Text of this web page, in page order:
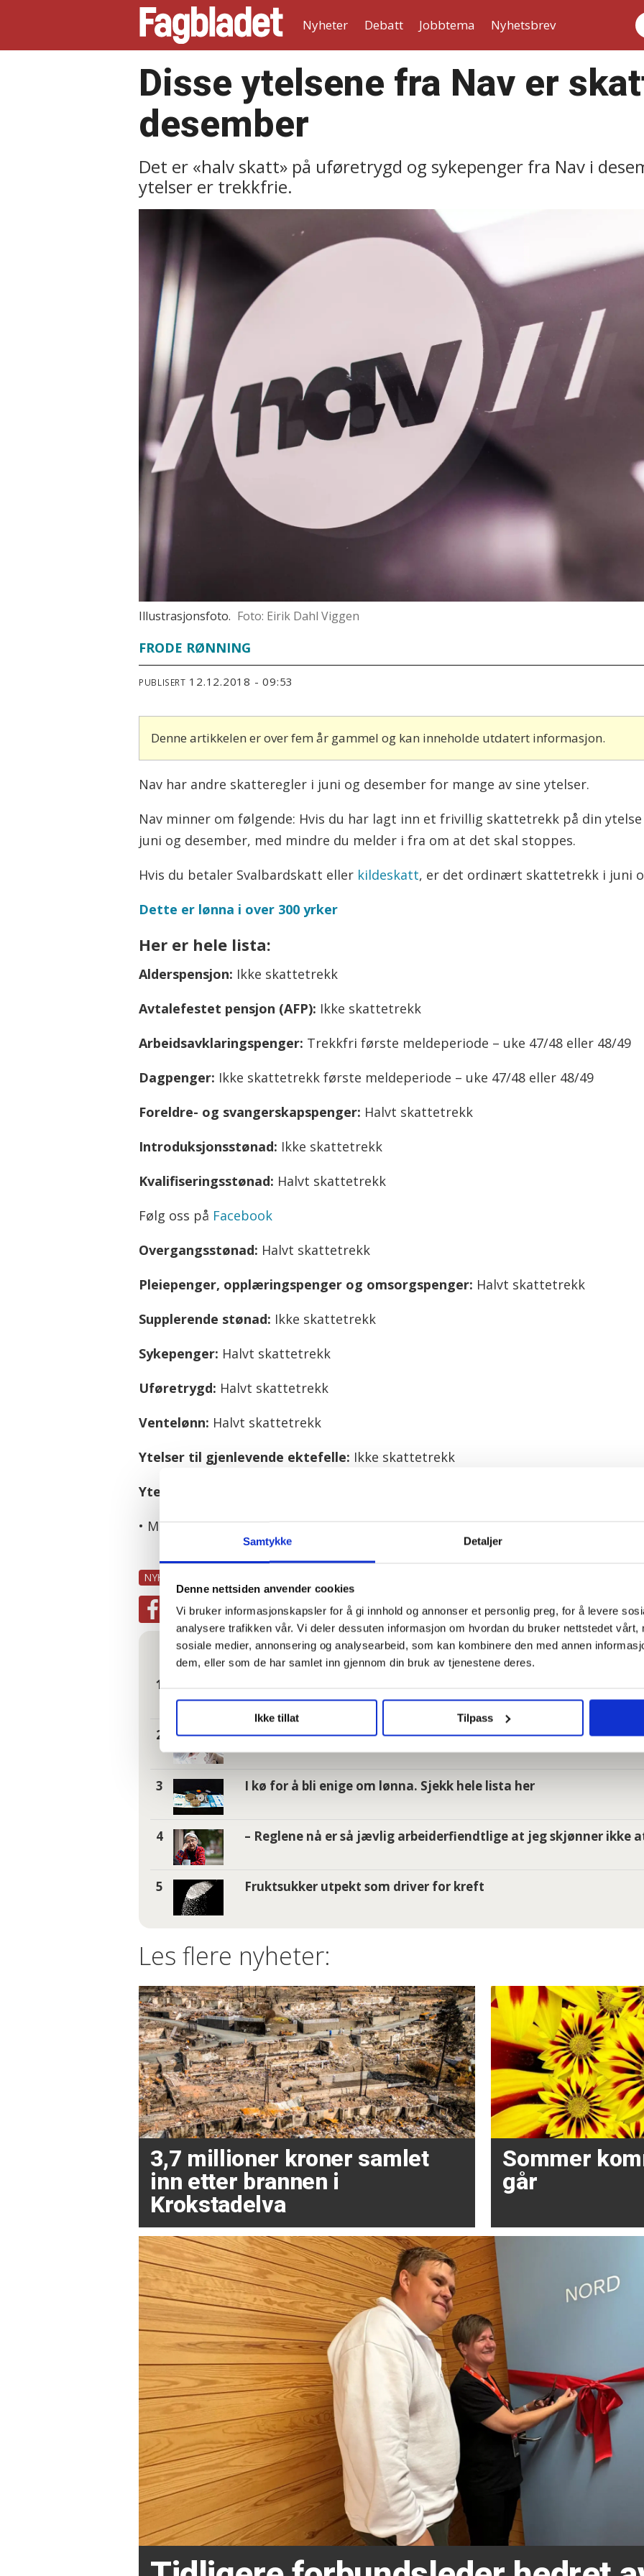
Samtykke Detaljer
Denne nettsiden anvender cookies
Vi bruker informasjonskapsler for å gi innhold og annonser et personlig preg, for å levere
analysere trafikken vår. Vi deler dessuten informasjon om hvordan du bruker nettstedet vårt,
sosiale medier, annonsering og analysearbeid, som kan kombinere den med annen
dem, eller som de har samlet inn gjennom din bruk av tjenestene deres.
Ikke tillat Tilpass
Nyheter Debatt Jobbtema Nyhetsbrev
Disse ytelsene fra Nav er
desember
Det er «halv skatt» på uføretrygd og sykepenger fra Nav i
ytelser er trekkfrie.
Illustrasjonsfoto. Foto: Eirik Dahl Viggen
FRODE RØNNING
PUBLISERT 12.12.2018 - 09:53
Denne artikkelen er over fem år gammel og kan inneholde utdatert informasjon.
Nav har andre skatteregler i juni og desember for mange av sine ytelser.
Nav minner om følgende: Hvis du har lagt inn et frivillig skattetrekk på din
juni og desember, med mindre du melder i fra om at det skal stoppes.
Hvis du betaler Svalbardskatt eller kildeskatt, er det ordinært skattetrekk i juni
Dette er lønna i over 300 yrker
Her er hele lista:
Alderspensjon: Ikke skattetrekk
Avtalefestet pensjon (AFP): Ikke skattetrekk
Arbeidsavklaringspenger: Trekkfri første meldeperiode – uke 47/48 eller 48/49
Dagpenger: Ikke skattetrekk første meldeperiode – uke 47/48 eller 48/49
Foreldre- og svangerskapspenger: Halvt skattetrekk
Introduksjonsstønad: Ikke skattetrekk
Kvalifiseringsstønad: Halvt skattetrekk
Følg oss på Facebook
Overgangsstønad: Halvt skattetrekk
Pleiepenger, opplæringspenger og omsorgspenger: Halvt skattetrekk
Supplerende stønad: Ikke skattetrekk
Sykepenger: Halvt skattetrekk
Uføretrygd: Halvt skattetrekk
Ventelønn: Halvt skattetrekk
Ytelser til gjenlevende ektefelle: Ikke skattetrekk
Ytelser til tidligere familiepleier:
• Meld deg pånyhetsbrevet
NYHETER
Mest lest| Siste sju dager
og glemt
Tannhelse: Se om du har krav på gratis tannbehandling uten å
I kø for å bli enige om lønna. Sjekk hele lista her
– Reglene nå er så jævlig arbeiderfiendtlige at jeg skjønner ikke
Fruktsukker utpekt som driver for kreft
Les flere nyheter:
3,7 millioner kroner samlet
inn etter brannen i
Krokstadelva
Sommer
går